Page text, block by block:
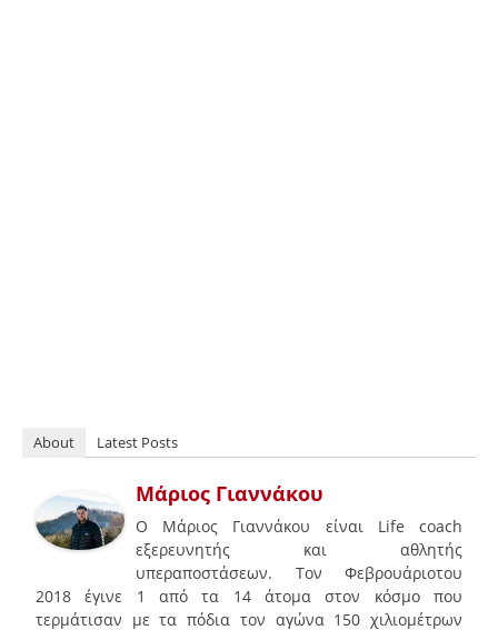
About Latest Posts
Μάριος Γιαννάκου
O Μάριος Γιαννάκου είναι Life coach
εξερευνητής και αθλητής
υπεραποστάσεων. Τον Φεβρουάριοτου
2018 έγινε 1 από τα 14 άτομα στον κόσμο που
τερμάτισαν με τα πόδια τον αγώνα 150 χιλιομέτρων